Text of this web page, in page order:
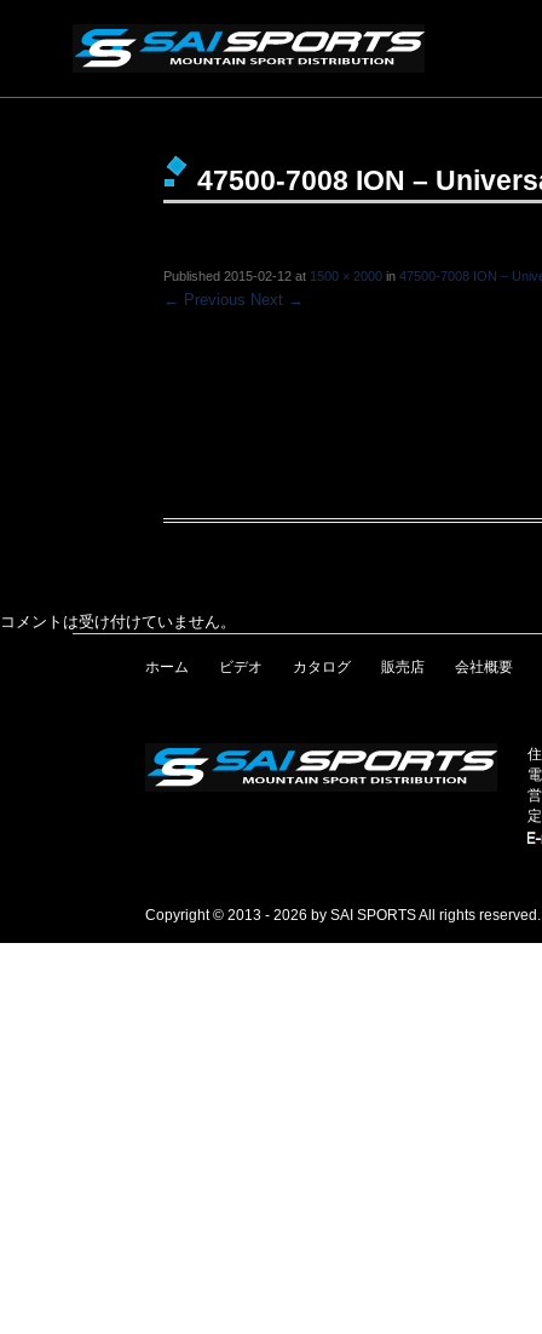
47500-7008 ION –
Published 2015-02-12 at 1500 × 2000 in 47500-7008 ION –
← Previous Next →
コメントは受け付けていません。
ホーム ビデオ カタログ 販売店 会社概要
Copyright © 2013 - 2026 by SAI SPORTS All rights reserved.